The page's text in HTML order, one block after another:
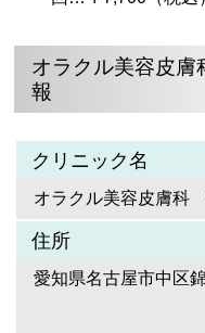
オラクル美容皮
報
クリニック名
オラクル美容皮膚科
住所
愛知県名古屋市中区